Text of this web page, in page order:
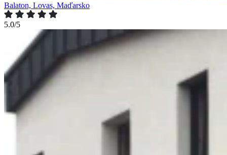
Balaton, Lovas, Maďarsko
5.0/5